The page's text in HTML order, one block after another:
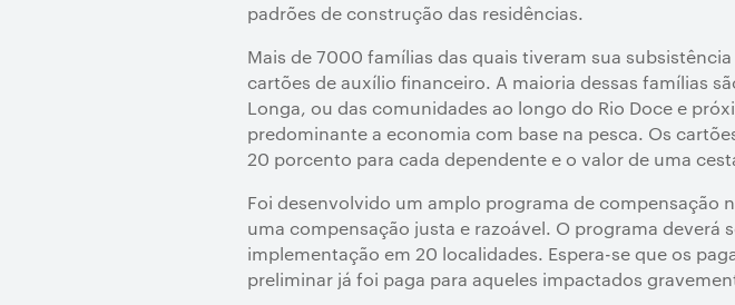
padrões de construção das residências.
Mais de 7000 famílias das quais tiveram sua
cartões de auxílio financeiro. A maioria dessas famílias
Longa, ou das comunidades ao longo do Rio Doce e
predominante a economia com base na pesca. Os
20 porcento para cada dependente e o valor de uma
Foi desenvolvido um amplo programa de compensação
uma compensação justa e razoável. O programa deverá
implementação em 20 localidades. Espera-se que os
preliminar já foi paga para aqueles impactados